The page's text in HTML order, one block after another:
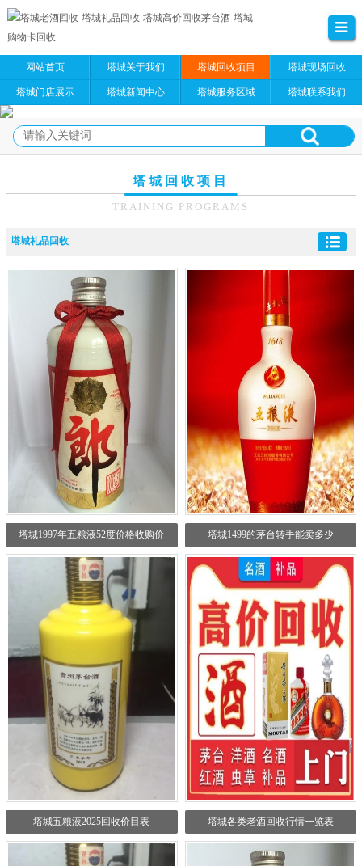
网站首页 塔城关于我们 塔城回收项目 塔城现场回收
塔城门店展示 塔城新闻中心 塔城服务区域 塔城联系我们
塔城回收项目
TRAINING PROGRAMS
塔城礼品回收
塔城1997年五粮液52度价格收购价 塔城1499的茅台转手能卖多少
塔城五粮液2025回收价目表 塔城各类老酒回收行情一览表